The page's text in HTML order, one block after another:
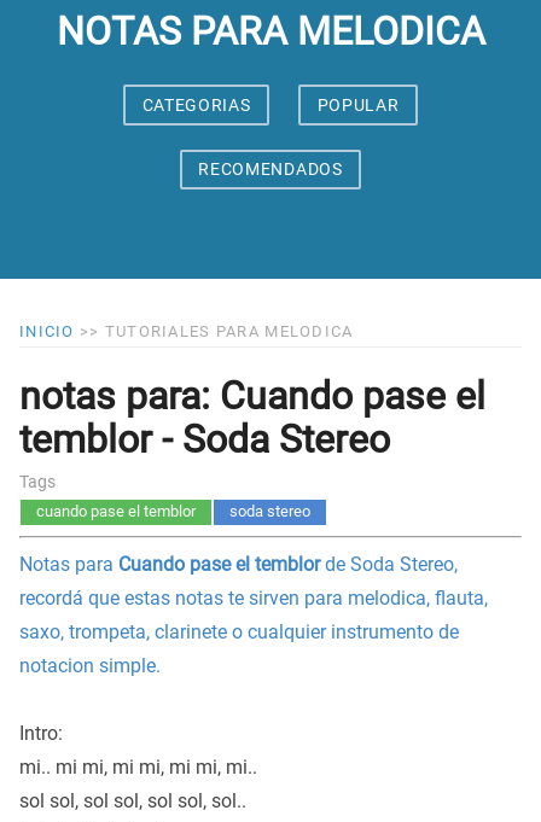
NOTAS PARA MELODICA
CATEGORIAS POPULAR
RECOMENDADOS
INICIO >> TUTORIALES PARA MELODICA
notas para: Cuando pase el
temblor - Soda Stereo
Tags
cuando pase el temblor soda stereo
Notas para Cuando pase el temblorde Soda Stereo,
recordá que estas notas te sirven para melodica, flauta,
saxo, trompeta, clarinete o cualquier instrumento de
notacion simple.
Intro:
mi.. mi mi, mi mi, mi mi, mi..
sol sol, sol sol, sol sol, sol..